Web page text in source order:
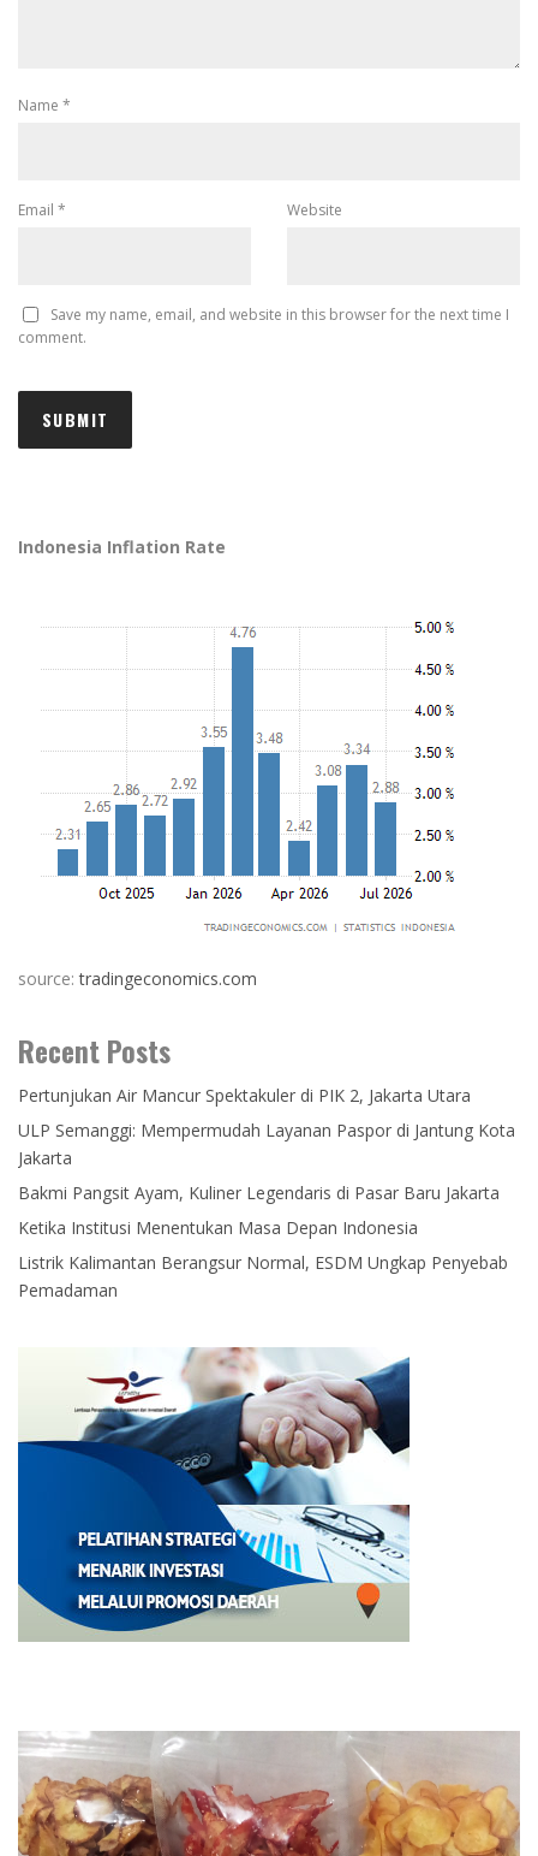
Name *
Email * Website
Save my name, email, and website in this browser for the next time I
comment.
Indonesia Inflation Rate
source:tradingeconomics.com
Recent Posts
Pertunjukan Air Mancur Spektakuler di PIK 2, Jakarta Utara
ULP Semanggi: Mempermudah Layanan Paspor di Jantung Kota
Jakarta
Bakmi Pangsit Ayam, Kuliner Legendaris di Pasar Baru Jakarta
Ketika Institusi Menentukan Masa Depan Indonesia
Listrik Kalimantan Berangsur Normal, ESDM Ungkap Penyebab
Pemadaman